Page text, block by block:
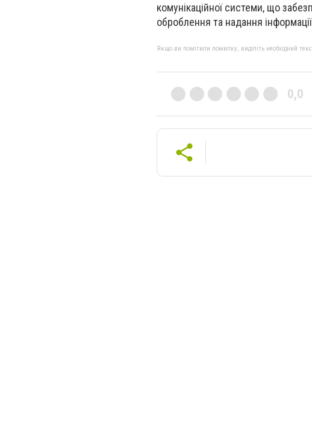
комунікаційної системи, що
оброблення та надання інформації
Якщо ви помітили помилку, виділіть необхідний
0,0